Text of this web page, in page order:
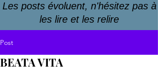
Les posts évoluent, n'hésitez pas à
les lire et les relire
Post
BEATA VITA